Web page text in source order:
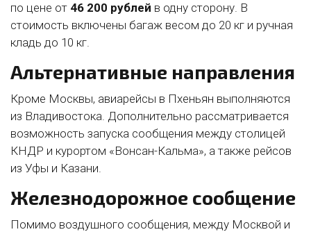
по цене от 46 200 рублей в одну сторону. В
стоимость включены багаж весом до 20 кг и ручная
кладь до 10 кг.
Альтернативные направления
Кроме Москвы, авиарейсы в Пхеньян выполняются
из Владивостока. Дополнительно рассматривается
возможность запуска сообщения между столицей
КНДР и курортом «Вонсан-Кальма», а также рейсов
из Уфы и Казани.
Железнодорожное сообщение
Помимо воздушного сообщения, между Москвой и